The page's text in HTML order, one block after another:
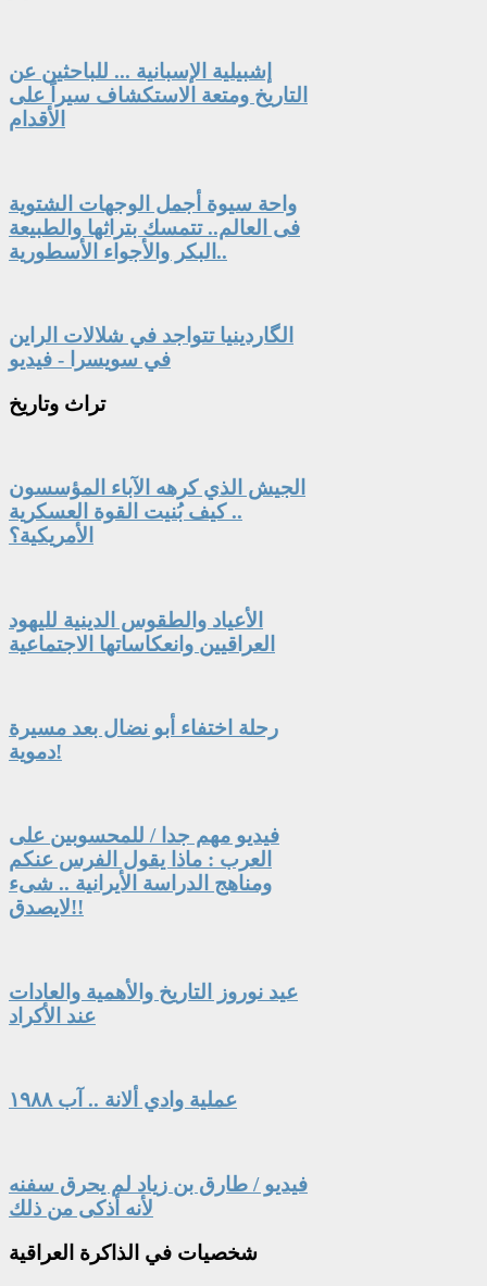
إشبيلية الإسبانية ... للباحثين عن
التاريخ ومتعة الاستكشاف سيراً على
الأقدام
واحة سيوة أجمل الوجهات الشتوية
فى العالم.. تتمسك بتراثها والطبيعة
البكر والأجواء الأسطورية..
الگاردينيا تتواجد في شلالات الراين
في سويسرا - فيديو
تراث وتاريخ
الجيش الذي كرهه الآباء المؤسسون
.. كيف بُنيت القوة العسكرية
الأمريكية؟
الأعياد والطقوس الدينية لليهود
العراقيين وانعكاساتها الاجتماعية
رحلة اختفاء أبو نضال بعد مسيرة
دموية!
فيديو مهم جدا / للمحسوبين على
العرب : ماذا يقول الفرس عنكم
ومناهج الدراسة الأيرانية .. شىء
لايصدق!!
عيد نوروز التاريخ والأهمية والعادات
عند الأكراد
عملية وادي ألانة .. آب ١٩٨٨
فيديو / طارق بن زياد لم يحرق سفنه
لأنه أذكى من ذلك
شخصيات في الذاكرة العراقية